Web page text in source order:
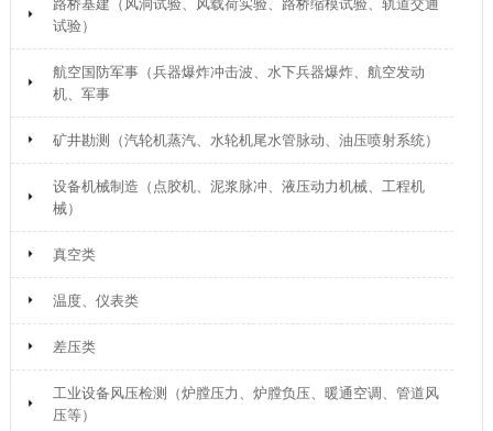
路桥基建（风洞试验、风载荷实验、路桥缩模试验、轨道交通
试验）
航空国防军事（兵器爆炸冲击波、水下兵器爆炸、航空发动
机、军事
矿井勘测（汽轮机蒸汽、水轮机尾水管脉动、油压喷射系统）
设备机械制造（点胶机、泥浆脉冲、液压动力机械、工程机
械）
真空类
温度、仪表类
差压类
工业设备风压检测（炉膛压力、炉膛负压、暖通空调、管道风
压等）